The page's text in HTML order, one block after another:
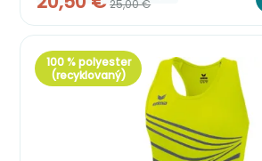
25,00 €
100 % polyester
(recyklovaný)